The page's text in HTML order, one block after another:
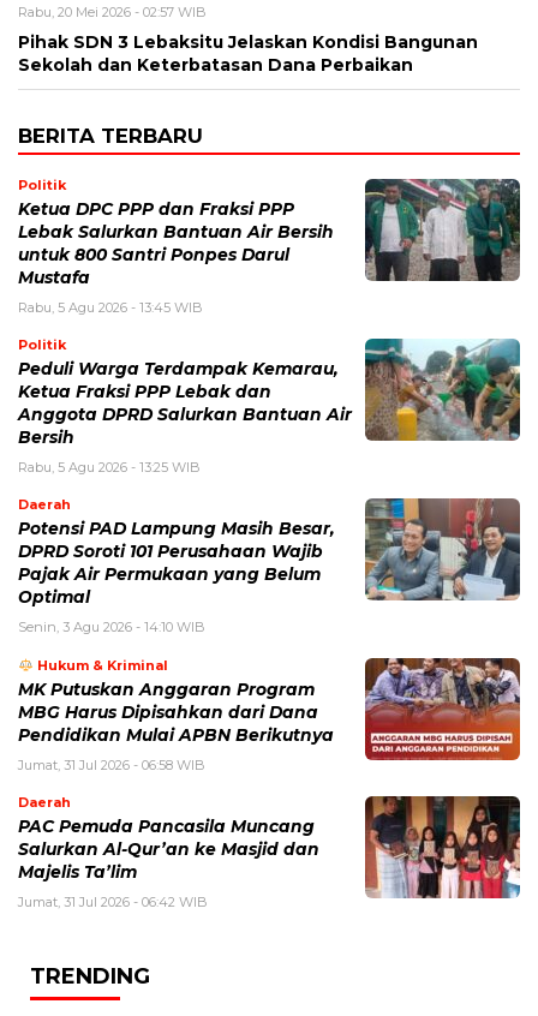
Rabu, 20 Mei 2026 - 02:57 WIB
Pihak SDN 3 Lebaksitu Jelaskan Kondisi Bangunan
Sekolah dan Keterbatasan Dana Perbaikan
BERITA TERBARU
Politik
Ketua DPC PPP dan Fraksi PPP
Lebak Salurkan Bantuan Air Bersih
untuk 800 Santri Ponpes Darul
Mustafa
Rabu, 5 Agu 2026 - 13:45 WIB
Politik
Peduli Warga Terdampak Kemarau,
Ketua Fraksi PPP Lebak dan
Anggota DPRD Salurkan Bantuan Air
Bersih
Rabu, 5 Agu 2026 - 13:25 WIB
Daerah
Potensi PAD Lampung Masih Besar,
DPRD Soroti 101 Perusahaan Wajib
Pajak Air Permukaan yang Belum
Optimal
Senin, 3 Agu 2026 - 14:10 WIB
Hukum & Kriminal
MK Putuskan Anggaran Program
MBG Harus Dipisahkan dari Dana
Pendidikan Mulai APBN Berikutnya
Jumat, 31 Jul 2026 - 06:58 WIB
Daerah
PAC Pemuda Pancasila Muncang
Salurkan Al-Qur’an ke Masjid dan
Majelis Ta’lim
Jumat, 31 Jul 2026 - 06:42 WIB
TRENDING